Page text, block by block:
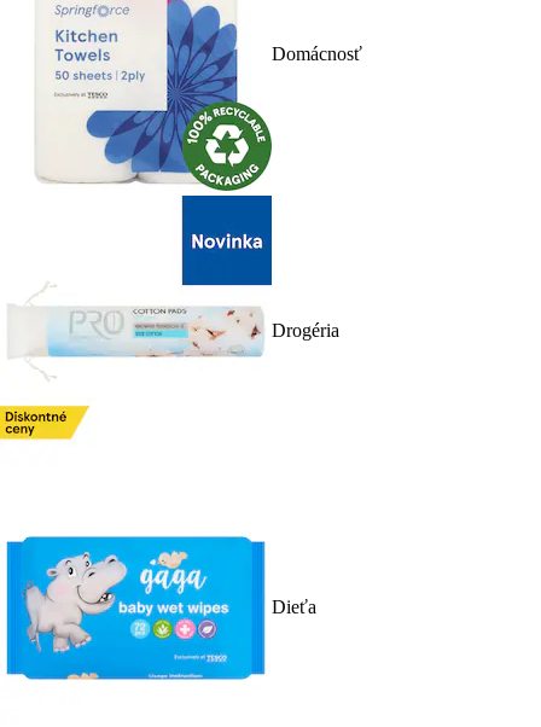
Domácnosť
Drogéria
Dieťa